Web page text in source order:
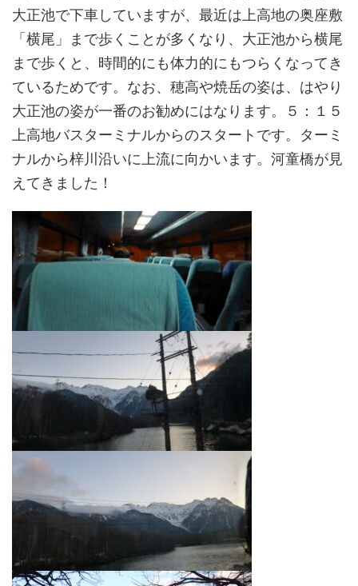
大正池で下車していますが、最近は上高地の奥座敷
「横尾」まで歩くことが多くなり、大正池から横尾
まで歩くと、時間的にも体力的にもつらくなってき
ているためです。なお、穂高や焼岳の姿は、はやり
大正池の姿が一番のお勧めにはなります。５：１５
上高地バスターミナルからのスタートです。ターミ
ナルから梓川沿いに上流に向かいます。河童橋が見
えてきました！